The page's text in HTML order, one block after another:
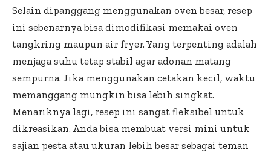
Selain dipanggang menggunakan oven besar, resep
ini sebenarnya bisa dimodifikasi memakai oven
tangkring maupun air fryer. Yang terpenting adalah
menjaga suhu tetap stabil agar adonan matang
sempurna. Jika menggunakan cetakan kecil, waktu
memanggang mungkin bisa lebih singkat.
Menariknya lagi, resep ini sangat fleksibel untuk
dikreasikan. Anda bisa membuat versi mini untuk
sajian pesta atau ukuran lebih besar sebagai teman